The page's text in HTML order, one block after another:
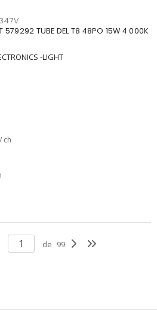
579292 TUBE DEL T8 48PO 15W 4 000K
-LIGHT
/ ch
de 99